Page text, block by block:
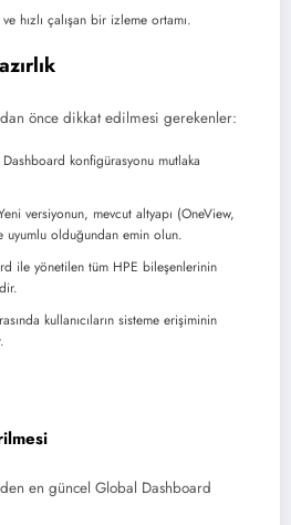
hızlı çalışan bir izleme ortamı.
önce dikkat edilmesi gerekenler:
konfigürasyonu mutlaka
versiyonun, mevcut altyapı (OneView,
uyumlu olduğundan emin olun.
ile yönetilen tüm HPE bileşenlerinin
kullanıcıların sisteme erişiminin
en güncel Global Dashboard